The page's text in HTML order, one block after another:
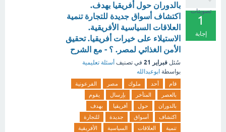
تصويتات
1
إجابة
بالدوران حول أفريقيا بهدف.
اكتشاف أسواق جديدة للتجارة تنمية
العلاقات السياسية الأفريقية.
الاستيلاء على خيرات أفريقيا. تحقيق
الأمن الغذائي لمصر. ؟ - مع الشرح
سُئل فبراير 21 في تصنيف أسئلة تعليمية
بواسطة ابوعبدالله
قام أحد ملوك مصر
الفرعونية
بالعصر
المتأخر بإرسال
يقوم
بالدوران
حول أفريقيا
بهدف
اكتشاف
أسواق جديدة
للتجارة
تنمية
العلاقات السياسية الأفريقية